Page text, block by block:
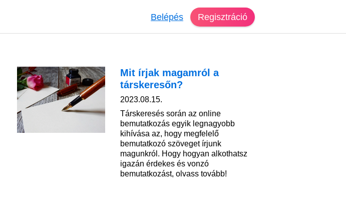
Belépés Regisztráció
Mit írjak magamról a
társkeresőn?
2023.08.15.
Társkeresés során az online
bemutatkozás egyik legnagyobb
kihívása az, hogy megfelelő
bemutatkozó szöveget írjunk
magunkról. Hogy hogyan alkothatsz
igazán érdekes és vonzó
bemutatkozást, olvass tovább!